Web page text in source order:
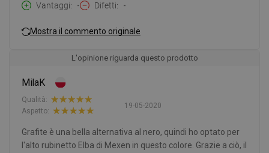
Vantaggi
- Difetti -
Mostra il commento originale
L'opinione riguarda questo prodotto
MilaK
19-05-2020
Qualità:
Aspetto:
Grafite è una bella alternativa al nero, quindi ho optato per
l'alto rubinetto Elba di Mexen in questo colore. Grazie a ciò, il